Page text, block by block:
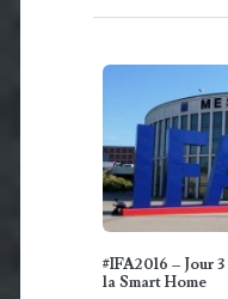
#IFA2016 – Jour
la Smart Home